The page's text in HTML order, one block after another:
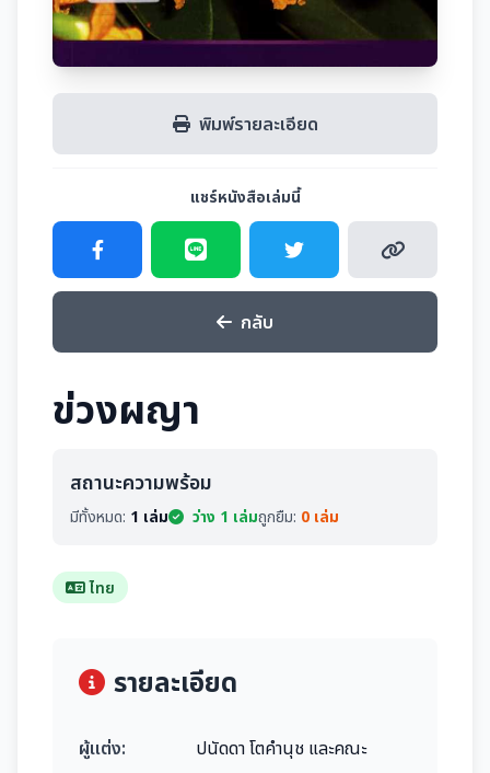
พิมพ์รายละเอียด
แชร์หนังสือเล่มนี้
กลับ
ข่วงผญา
สถานะความพร้อม
มีทั้งหมด: 1 เล่ม ว่าง 1 เล่มถูกยืม: 0 เล่ม
ไทย
รายละเอียด
ผู้แต่ง: ปนัดดา โตคำนุช และคณะ